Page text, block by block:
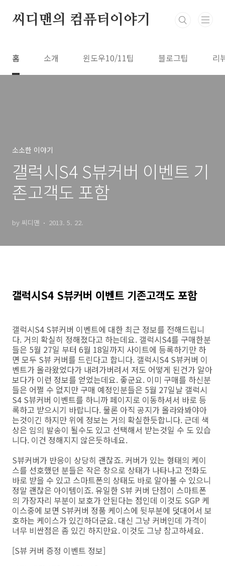
씨디맨의 컴퓨터이야기
홈 소개 윈도우10/11팁 블로그팁 리
소소한 이야기
갤럭시S4 S뷰커버 이벤트 기
존고객도 포함
by 씨디맨 2013. 5. 22.
갤럭시S4 S뷰커버 이벤트 기존고객도 포함
갤럭시S4 S뷰커버 이벤트에 대한 최근 정보를 전해드립니
다. 거의 확실히 정해졌다고 하는데요. 갤럭시S4를 구매한분
들은 5월 27일 부터 6월 18일까지 사이트에 등록하기만 하
면 모두 S뷰 커버를 드린다고 합니다. 갤럭시S4 S뷰커버 이
벤트가 올라왔었다가 내려가버려서 저도 어떻게 된건가 알아
보다가 이런 정보를 얻었는데요. 좋군요. 이미 구매를 하신분
들은 어쩔 수 없지만 구매 예정인분들은 5월 27일날 갤럭시
S4 S뷰커버 이벤트를 하니까 페이지로 이동하셔서 바로 등
록하고 받으시기 바랍니다. 물론 아직 공지가 올라와봐야아
는것이긴 하지만 위에 정보는 거의 확실한듯합니다. 근데 색
상은 임의 발송이 될수도 있고 선택해서 받는것일 수 도 있습
니다. 이건 정해지지 않은듯하네요.
S뷰커버가 반응이 상당히 괜찮죠. 커버가 있는 형태의 케이
스를 선호했던 분들은 작은 창으로 상태가 나타나고 전화도
바로 받을 수 있고 스마트폰의 상태도 바로 알아볼 수 있으니
정말 괜찮은 아이템이죠. 유일한 S뷰 커버 단점이 스마트폰
의 가장자리 부분이 보호가 안된다는 점인데 이것도 SGP 케
이스중에 보면 S뷰커버 정품 케이스에 뒷부분에 덧대어서 보
호하는 케이스가 있긴하더군요. 대신 그냥 커버인데 가격이
너무 비싼점은 좀 있긴 하지만요. 이것도 그냥 참고하세요.
[S뷰 커버 증정 이벤트 정보]